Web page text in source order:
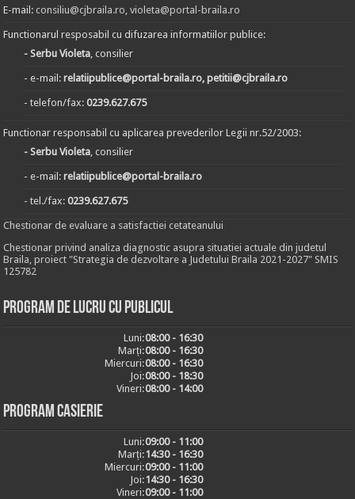
E-mail:consiliu@cjbraila.ro,violeta@portal-braila.ro
Functionarul resposabil cu difuzarea informatiilor publice:
- Serbu Violeta, consilier
- e-mail:relatiipublice@portal-braila.ro, petitii@cjbraila.ro
- telefon/fax:0239.627.675
Functionar responsabil cu aplicarea prevederilor Legii nr.52/2003:
- Serbu Violeta, consilier
- e-mail:relatiipublice@portal-braila.ro
- tel./fax:0239.627.675
Chestionar de evaluare a satisfactiei cetateanului
Chestionar privind analiza diagnostic asupra situatiei actuale din judetul
Braila, proiect "Strategia de dezvoltare a Judetului Braila 2021-2027" SMIS
125782
Program de lucru cu publicul
Luni:08:00 - 16:30
Marți:08:00 - 16:30
Miercuri:08:00 - 16:30
Joi:08:00 - 18:30
Vineri:08:00 - 14:00
Program casierie
Luni:09:00 - 11:00
Marți:14:30 - 16:30
Miercuri:09:00 - 11:00
Joi:14:30 - 16:30
Vineri:09:00 - 11:00